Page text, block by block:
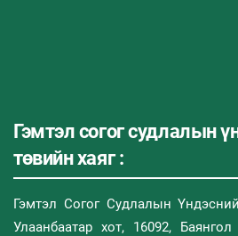
Гэмтэл согог судлалын
төвийн хаяг :
Гэмтэл Согог Судлалын
Улаанбаатар хот, 16092,